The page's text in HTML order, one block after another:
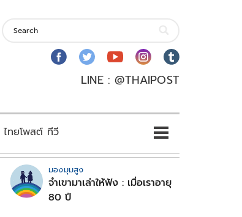
LINE : @THAIPOST
ไทยโพสต์ ทีวี
มองมุมสูง
จำเขามาเล่าให้ฟัง : เมื่อเราอายุ
80 ปี